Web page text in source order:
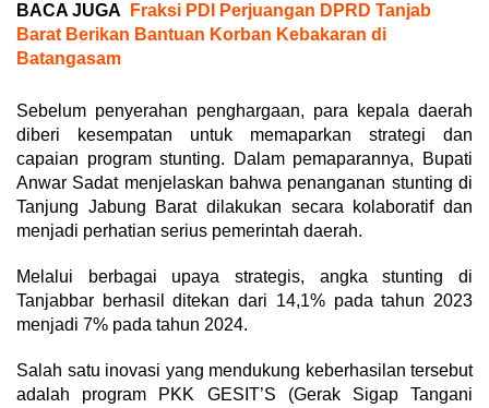
BACA JUGA
Fraksi PDI Perjuangan DPRD Tanjab
Barat Berikan Bantuan Korban Kebakaran di
Batangasam
Sebelum penyerahan penghargaan, para kepala daerah
diberi kesempatan untuk memaparkan strategi dan
capaian program stunting. Dalam pemaparannya, Bupati
Anwar Sadat menjelaskan bahwa penanganan stunting di
Tanjung Jabung Barat dilakukan secara kolaboratif dan
menjadi perhatian serius pemerintah daerah.
Melalui berbagai upaya strategis, angka stunting di
Tanjabbar berhasil ditekan dari 14,1% pada tahun 2023
menjadi 7% pada tahun 2024.
Salah satu inovasi yang mendukung keberhasilan tersebut
adalah program PKK GESIT’S (Gerak Sigap Tangani